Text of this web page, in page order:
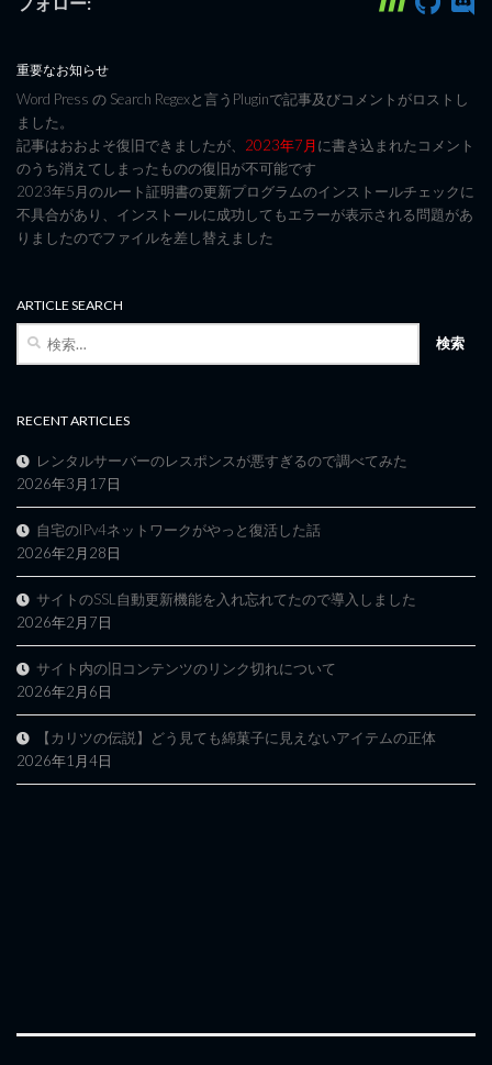
重要なお知らせ
Word Press の Search Regexと言うPluginで記事及びコメントがロストし
ました。
記事はおおよそ復旧できましたが、 2023年7月に書き込まれたコメント
のうち消えてしまったものの復旧が不可能です
2023年5月のルート証明書の更新プログラムのインストールチェックに
不具合があり、インストールに成功してもエラーが表示される問題があ
りましたのでファイルを差し替えました
ARTICLE SEARCH
RECENT ARTICLES
レンタルサーバーのレスポンスが悪すぎるので調べてみた
2026年3月17日
自宅のIPv4ネットワークがやっと復活した話
2026年2月28日
サイトのSSL自動更新機能を入れ忘れてたので導入しました
2026年2月7日
サイト内の旧コンテンツのリンク切れについて
2026年2月6日
【カリツの伝説】どう見ても綿菓子に見えないアイテムの正体
2026年1月4日